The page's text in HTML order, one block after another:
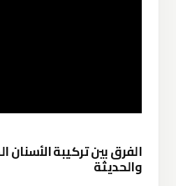
الفرق بين تركيبة الأسنان
والحديثة